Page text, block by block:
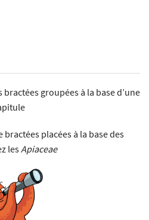
groupées à la base d’une
placées à la base des
lesApiaceae